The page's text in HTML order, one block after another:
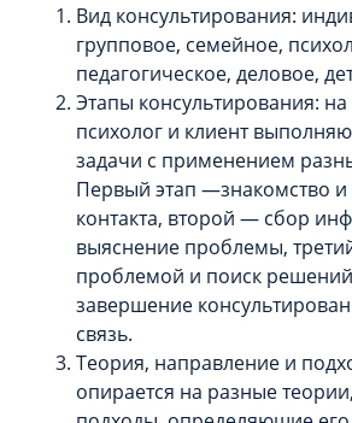
Вид консультирования:
групповое, семейное,
педагогическое, деловое,
Этапы консультирования:
психолог и клиент
задачи с применением
Первый этап —знакомство и
контакта, второй — сбор
выяснение проблемы,
проблемой и поиск
завершение
связь.
Теория, направление и
опирается на разные